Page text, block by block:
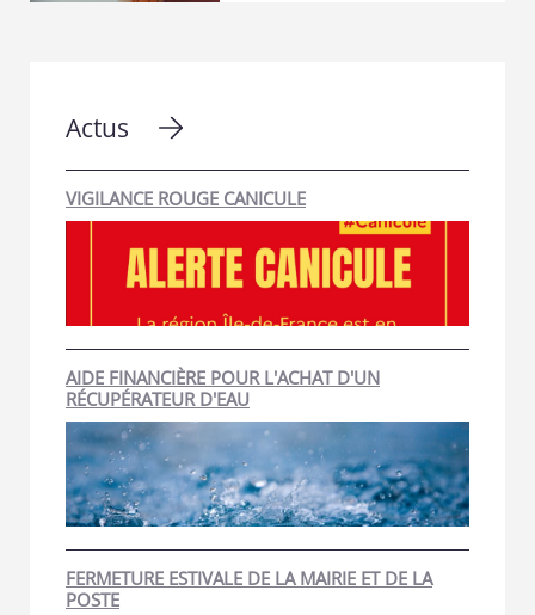
Actus
VIGILANCE ROUGE CANICULE
AIDE FINANCIÈRE POUR L'ACHAT D'UN
RÉCUPÉRATEUR D'EAU
FERMETURE ESTIVALE DE LA MAIRIE ET DE LA
POSTE